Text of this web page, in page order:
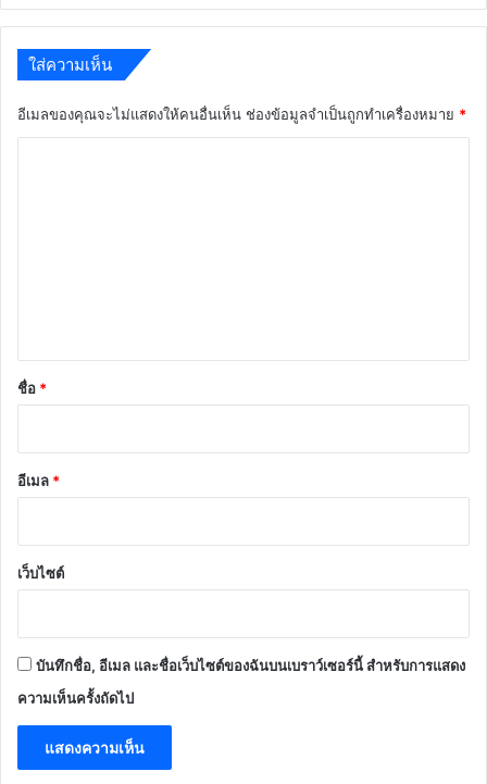
ใส่ความเห็น
อีเมลของคุณจะไม่แสดงให้คนอื่นเห็น ช่องข้อมูลจำเป็นถูกทำเครื่องหมาย *
*
ชื่อ *
อีเมล *
เว็บไซต์
บันทึกชื่อ, อีเมล และชื่อเว็บไซต์ของฉันบนเบราว์เซอร์นี้ สำหรับการแสดง
ความเห็นครั้งถัดไป